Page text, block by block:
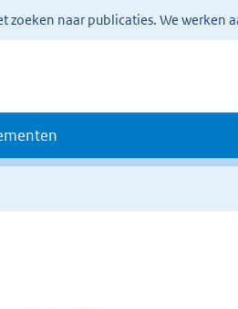
naar publicaties. We werken